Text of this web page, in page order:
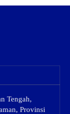
Tengah,
Provinsi